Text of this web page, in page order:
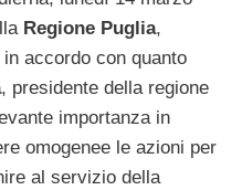
Regione Puglia,
in accordo con quanto
, presidente della regione
importanza in
omogenee le azioni per
al servizio della